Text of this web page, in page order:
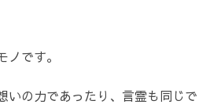
です。
いの力であったり、言霊も同じで